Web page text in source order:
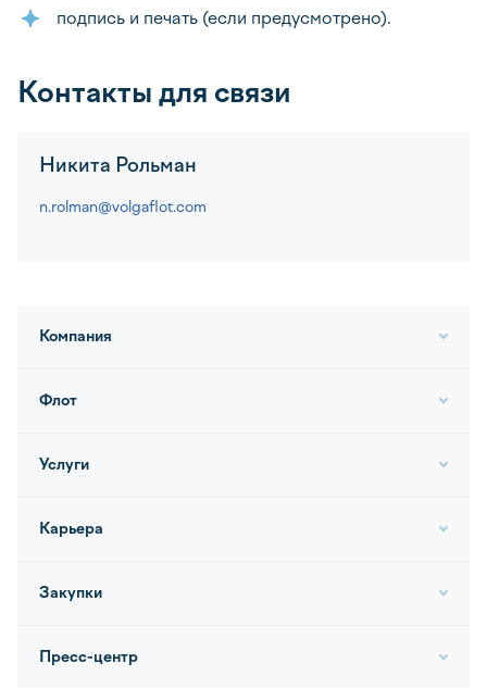
подпись и печать (если предусмотрено).
Контакты для связи
Никита Рольман
n.rolman@volgaflot.com
Компания
Флот
Услуги
Карьера
Закупки
Пресс-центр